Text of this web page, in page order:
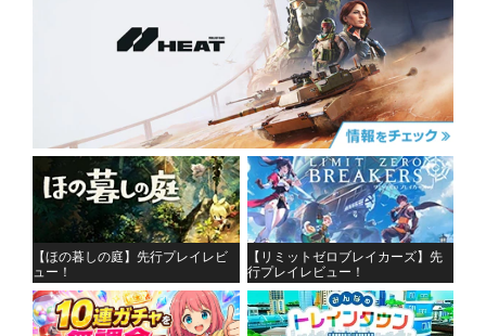
【ほの暮しの庭】先行プレイレビ
ュー！
【リミットゼロブレイカーズ】先
行プレイレビュー！